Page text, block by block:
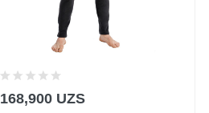
168,900 UZS